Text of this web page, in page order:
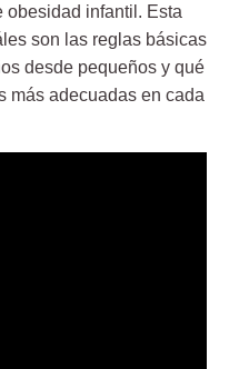
obesidad infantil. Esta
son las reglas básicas
desde pequeños y qué
más adecuadas en cada